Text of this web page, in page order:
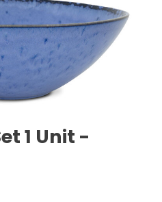
1 Unit -